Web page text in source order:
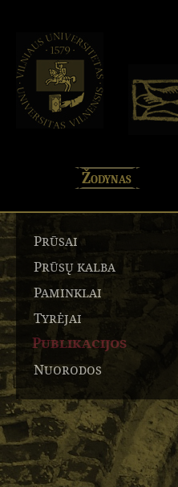
Žodynas
Prūsai
Prūsų kalba
Paminklai
Tyrėjai
Publikacijos
Nuorodos